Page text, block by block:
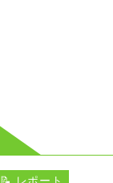
📝 レポート